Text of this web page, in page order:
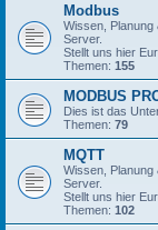
Modbus
Wissen,
Server.
Stellt uns hier
Themen: 155
MODBUS
Dies ist das
Themen: 79
MQTT
Wissen,
Server.
Stellt uns hier
Themen: 102